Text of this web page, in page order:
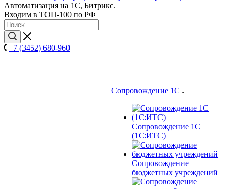
Автоматизация на 1С, Битрикс.
Входим в ТОП-100 по РФ
+7 (3452) 680-960
Сопровождение 1С
Сопровождение 1С
(1С:ИТС)
Сопровождение
бюджетных учреждений